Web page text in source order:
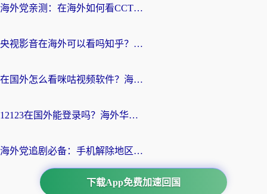
海外党亲测：在海外如何看CCTV？告别“仅限大陆播放”的实用指南
央视影音在海外可以看吗知乎？留学生亲测：3步解决地域限制+追剧自由
在国外怎么看咪咕视频软件？海外党亲测有效的回国加速方案
12123在国外能登录吗？海外华人必看的回国加速实用指南
海外党追剧必备：手机解除地区限制app怎么选？解决央视视频&国内剧地区限制全指南
下载App免费加速回国